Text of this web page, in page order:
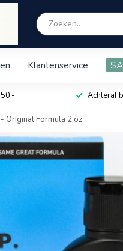
Klantenservice
Achteraf
Original Formula 2 oz